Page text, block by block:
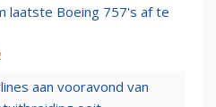
laatste Boeing 757's af te
aan vooravond van